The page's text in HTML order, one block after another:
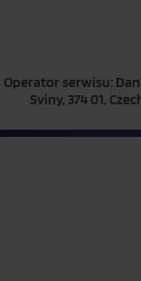
Operator serwisu:
Sviny, 374 01,